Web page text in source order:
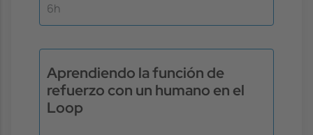
6h
Aprendiendo la función de
refuerzo con un humano en el
Loop